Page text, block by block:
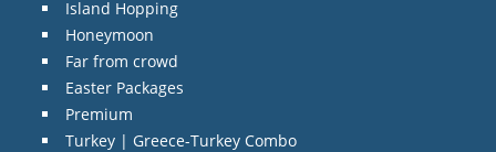
Island Hopping
Honeymoon
Far from crowd
Easter Packages
Premium
Turkey | Greece-Turkey Combo